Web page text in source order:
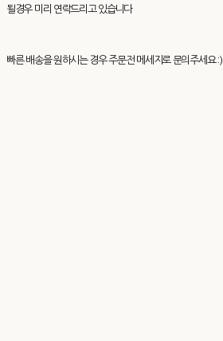
될경우 미리 연락드리고 있습니다
빠른 배송을 원하시는 경우 주문전 메세지로 문의주세요 :)